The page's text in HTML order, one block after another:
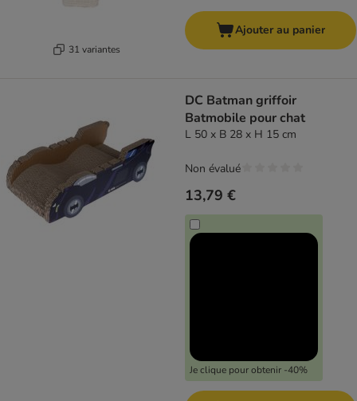
31 variantes
Ajouter au panier
DC Batman griffoir
Batmobile pour chat
L 50 x B 28 x H 15 cm
13,79 €
Je clique pour obtenir -40%
Non évalué